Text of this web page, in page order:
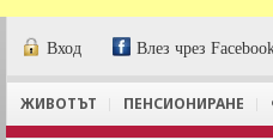
Вход Влез чрез
ЖИВОТЪТ ПЕНСИОНИРАНЕ